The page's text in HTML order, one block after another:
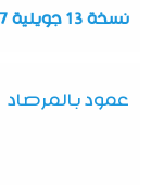
نسخة 13 جويلية 2027
عمود بالمرصاد